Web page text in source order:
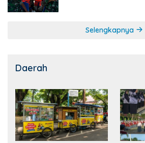
Selengkapnya
Daerah